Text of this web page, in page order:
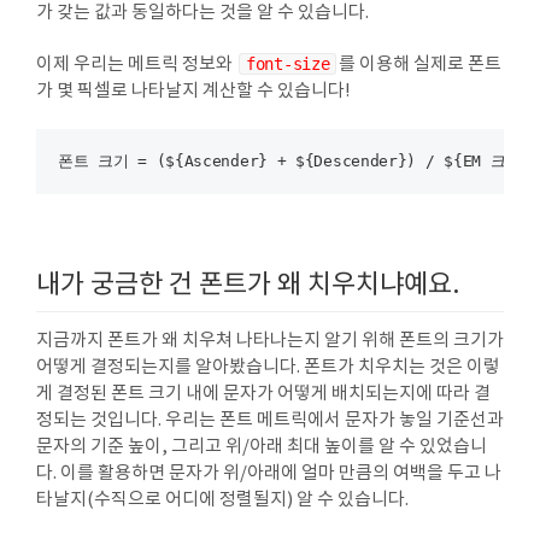
가 갖는 값과 동일하다는 것을 알 수 있습니다.
이제 우리는 메트릭 정보와 font-size 를 이용해 실제로 폰트
가 몇 픽셀로 나타날지 계산할 수 있습니다!
내가 궁금한 건 폰트가 왜 치우치냐예요.
지금까지 폰트가 왜 치우쳐 나타나는지 알기 위해 폰트의 크기가
어떻게 결정되는지를 알아봤습니다. 폰트가 치우치는 것은 이렇
게 결정된 폰트 크기 내에 문자가 어떻게 배치되는지에 따라 결
정되는 것입니다. 우리는 폰트 메트릭에서 문자가 놓일 기준선과
문자의 기준 높이, 그리고 위/아래 최대 높이를 알 수 있었습니
다. 이를 활용하면 문자가 위/아래에 얼마 만큼의 여백을 두고 나
타날지(수직으로 어디에 정렬될지) 알 수 있습니다.